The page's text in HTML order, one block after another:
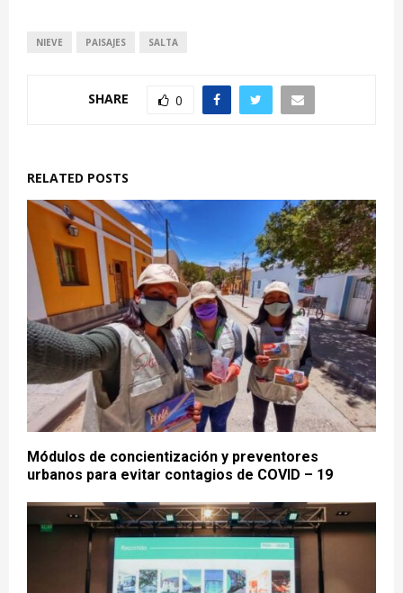
NIEVE PAISAJES SALTA
SHARE 0
RELATED POSTS
Módulos de concientización y preventores
urbanos para evitar contagios de COVID – 19